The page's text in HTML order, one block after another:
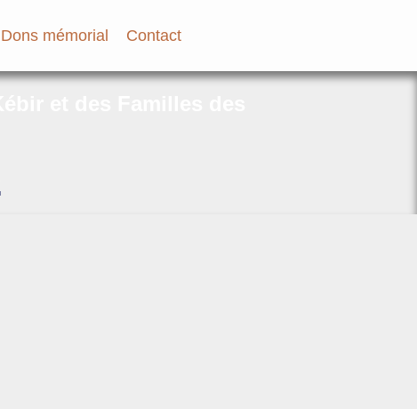
Dons mémorial Contact